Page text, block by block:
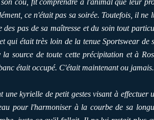
cou, fit comprendre à l'animal que leur
ce n'était pas sa soirée. Toutefois, il
des pas de sa maîtresse et du soin tout
qui était très loin de la tenue Sportswear
source de toute cette précipitation et à
était occupé. C'était maintenant ou jamais.
une kyrielle de petit gestes visant à
pour l'harmoniser à la courbe de sa